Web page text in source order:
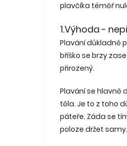
plavčíka téměř
1.Výhoda -
Plavání důkladně
bříško se brzy
přirozený.
Plavání se hlavně
těla. Je to z toho
páteře. Záda se
poloze držet samy.